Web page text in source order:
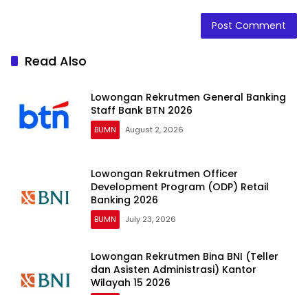
Read Also
Lowongan Rekrutmen General Banking
Staff Bank BTN 2026
BUMN August 2, 2026
Lowongan Rekrutmen Officer
Development Program (ODP) Retail
Banking 2026
BUMN July 23, 2026
Lowongan Rekrutmen Bina BNI (Teller
dan Asisten Administrasi) Kantor
Wilayah 15 2026